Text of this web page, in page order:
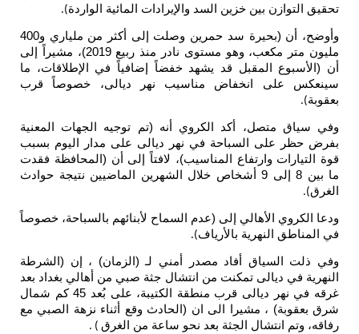
تحقيق التوازن بين خزين السد والإيرادات المائية الواردة).
وأوضح، أن (بحيرة سد حمرين وصلت إلى أكثر من ملياري و400
مليون متر مكعب، وهو مستوى نادر منذ ربيع 2019)، مشيراً إلى
أن (الأسبوع المقبل قد يشهد خفضاً إضافياً في الإطلاقات، ما
سينعكس على انخفاض مناسيب نهر ديالى، خصوصاً قرب
بعقوبة).
وفي سياق متصل، أكد الكروي أنه (تم توجيه الجهات المعنية
بفرض حظر على السباحة في نهر ديالى على مدار اليوم بسبب
قوة التيارات وارتفاع المناسيب)، لافتاً إلى أن (المحافظة فقدت
ما بين 8 إلى 9 أشخاص خلال الشهرين الماضيين نتيجة حوادث
الغرق).
ودعا الكروي الأهالي إلى (عدم السماح لأبنائهم بالسباحة، خصوصاً
في المناطق النهرية بالأرياف).
وفي ذلت السياق أفاد مصدر أمني لـ (الزمان) ، إن (الشرطة
النهرية في ديالى تمكنت من انتشال جثة صبي من أهالي بغداد بعد
غرقه في نهر ديالى قرب منطقة الكتيبة، على بُعد 45 كم شمال
شرق بعقوبة) ، مشيرا الى ان (الحادث وقع أثناء نزهة الصبي مع
رفاقه، وتم انتشال الجثة بعد نحو ساعة من الغرق ) .